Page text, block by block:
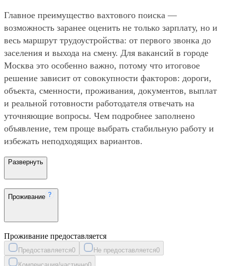
Главное преимущество вахтового поиска —
возможность заранее оценить не только зарплату, но и
весь маршрут трудоустройства: от первого звонка до
заселения и выхода на смену. Для вакансий в городе
Москва это особенно важно, потому что итоговое
решение зависит от совокупности факторов: дороги,
объекта, сменности, проживания, документов, выплат
и реальной готовности работодателя отвечать на
уточняющие вопросы. Чем подробнее заполнено
объявление, тем проще выбрать стабильную работу и
избежать неподходящих вариантов.
Развернуть
Проживание
Проживание предоставляется
Предоставляется0 Не предоставляется0